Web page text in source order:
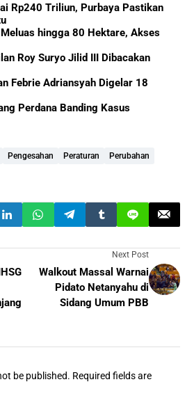
Rp240 Triliun, Purbaya Pastikan
hingga 80 Hektare, Akses
Roy Suryo Jilid III Dibacakan
Febrie Adriansyah Digelar 18
Perdana Banding Kasus
Pengesahan Peraturan
Perubahan
Next Post
Walkout Massal Warnai
Pidato Netanyahu di
Sidang Umum PBB
be published. Required fields are